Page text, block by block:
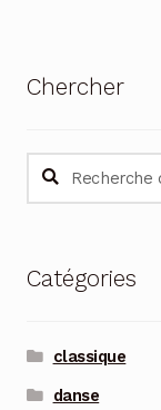
Chercher
Recherche
pour :
Recherche
Catégories
classique
danse